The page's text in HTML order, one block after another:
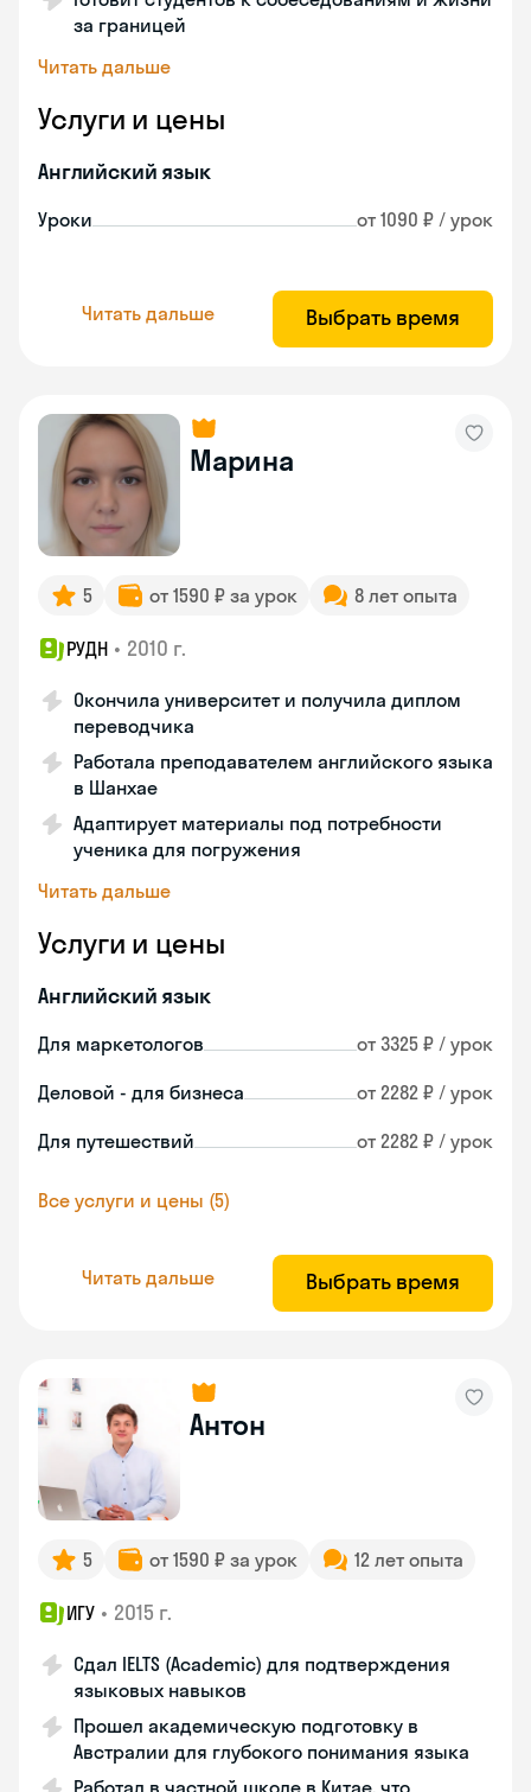
за границей
Читать дальше
Услуги и цены
Английский язык
Уроки от 1090 ₽ / урок
Читать дальше Выбрать время
Марина
5 от 1590 ₽ за урок 8 лет опыта
РУДН • 2010 г.
Окончила университет и получила диплом
переводчика
Работала преподавателем английского языка
в Шанхае
Адаптирует материалы под потребности
ученика для погружения
Читать дальше
Услуги и цены
Английский язык
Для маркетологов от 3325 ₽ / урок
Деловой - для бизнеса от 2282 ₽ / урок
Для путешествий от 2282 ₽ / урок
Все услуги и цены (5)
Читать дальше Выбрать время
Антон
5 от 1590 ₽ за урок 12 лет опыта
ИГУ • 2015 г.
Сдал IELTS (Academic) для подтверждения
языковых навыков
Прошел академическую подготовку в
Австралии для глубокого понимания языка
Работал в частной школе в Китае, что